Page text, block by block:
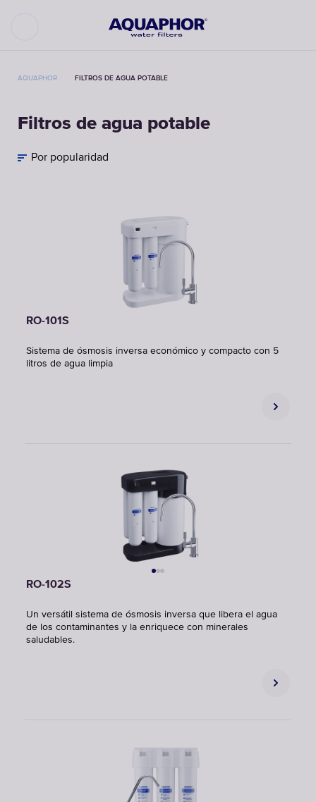
AQUAPHOR FILTROS DE AGUA POTABLE
Filtros de agua potable
Por popularidad
RO-101S
Sistema de ósmosis inversa económico y compacto con 5
litros de agua limpia
RO-102S
Un versátil sistema de ósmosis inversa que libera el agua
de los contaminantes y la enriquece con minerales
saludables.